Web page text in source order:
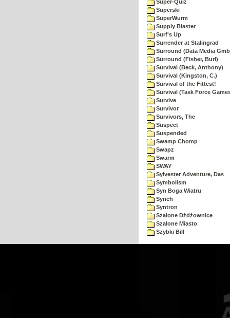
Super-Quiz
Superski
SuperWurm
Supply Blaster
Surf's Up
Surrender at Stalingrad
Surround (Data Media
Surround (Fisher, Burl)
Survival (Beck, Anthony)
Survival (Kingston, C.)
Survival of the Fittest!
Survival (Task Force
Survive
Survivor
Survivors, The
Suspect
Suspended
Swamp Chomp
Swapz
Swarm
SWAY
Sylvester Adventure, Das
Symbolism
Syn Boga Wiatru
Synch
Syntron
Szalone Dżdżownice
Szalone Miasto
Szybki Bill